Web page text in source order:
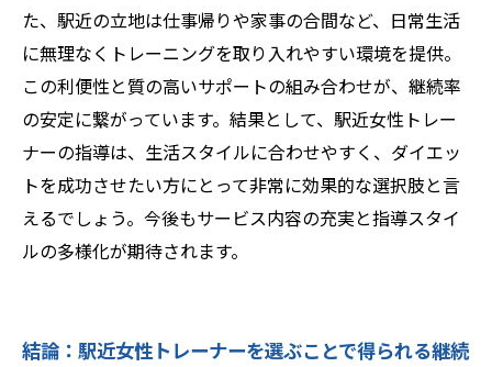
た、駅近の立地は仕事帰りや家事の合間など、日常生活
に無理なくトレーニングを取り入れやすい環境を提供。
この利便性と質の高いサポートの組み合わせが、継続率
の安定に繋がっています。結果として、駅近女性トレー
ナーの指導は、生活スタイルに合わせやすく、ダイエッ
トを成功させたい方にとって非常に効果的な選択肢と言
えるでしょう。今後もサービス内容の充実と指導スタイ
ルの多様化が期待されます。
結論：駅近女性トレーナーを選ぶことで得られる継続